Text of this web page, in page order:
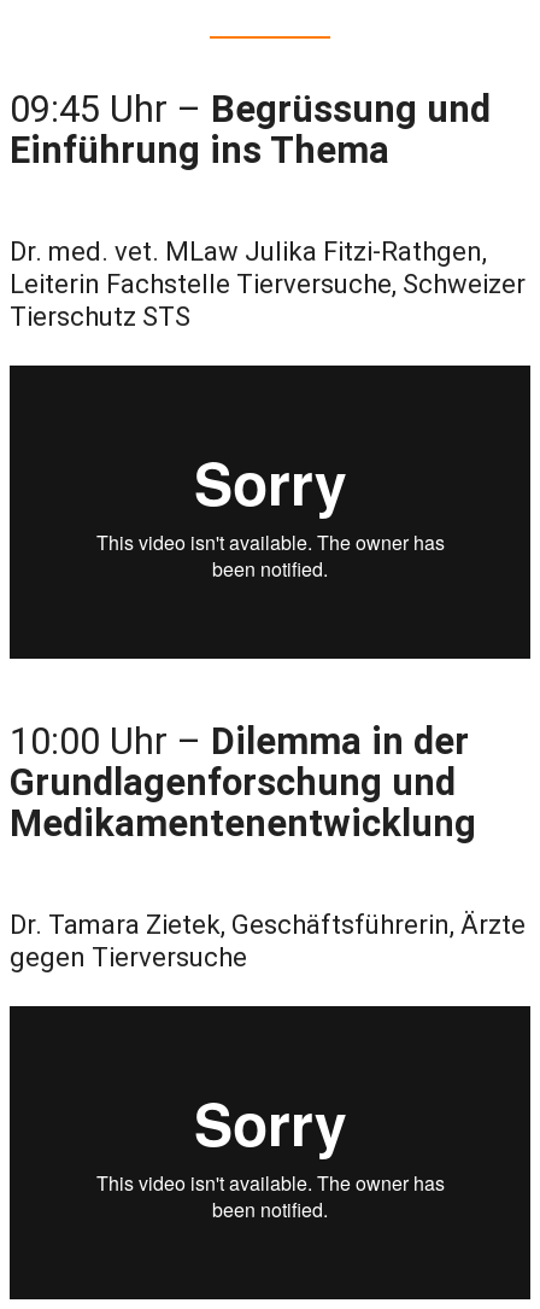
09:45 Uhr – Begrüssung und
Einführung ins Thema
Dr. med. vet. MLaw Julika Fitzi-Rathgen,
Leiterin Fachstelle Tierversuche, Schweizer
Tierschutz STS
10:00 Uhr – Dilemma in der
Grundlagenforschung und
Medikamentenentwicklung
Dr. Tamara Zietek, Geschäftsführerin, Ärzte
gegen Tierversuche